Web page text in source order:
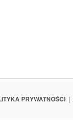
PRYWATNOŚCI